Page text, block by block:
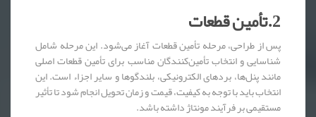
2.تأمین قطعات
پس از طراحی، مرحله تأمین قطعات آغاز می‌شود. این مرحله شامل
شناسایی و انتخاب تأمین‌کنندگان مناسب برای تأمین قطعات اصلی
مانند پنل‌ها، بردهای الکترونیکی، بلندگوها و سایر اجزاء است. این
انتخاب باید با توجه به کیفیت، قیمت و زمان تحویل انجام شود تا تأثیر
مستقیمی بر فرآیند مونتاژ داشته باشد.